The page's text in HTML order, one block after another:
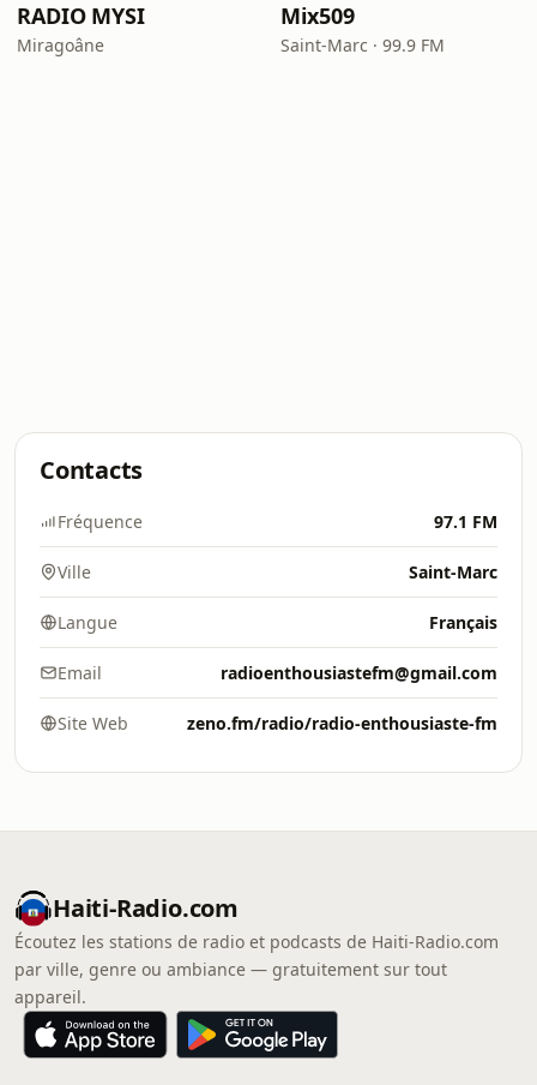
RADIO MYSI
Miragoâne
Mix509
Saint-Marc · 99.9 FM
Contacts
Fréquence 97.1 FM
Ville Saint-Marc
Langue Français
Email radioenthousiastefm@gmail.com
Site Web zeno.fm/radio/radio-enthousiaste-fm
Haiti-Radio.com
Écoutez les stations de radio et podcasts de Haiti-Radio.com
par ville, genre ou ambiance — gratuitement sur tout
appareil.